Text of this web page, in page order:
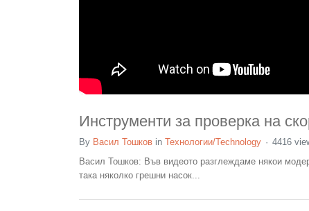
Инструменти за проверка на
By Васил Тошков in Технологии/Technology 4416
Васил Тошков: Във видеото разглеждаме някои
така няколко грешни насок...